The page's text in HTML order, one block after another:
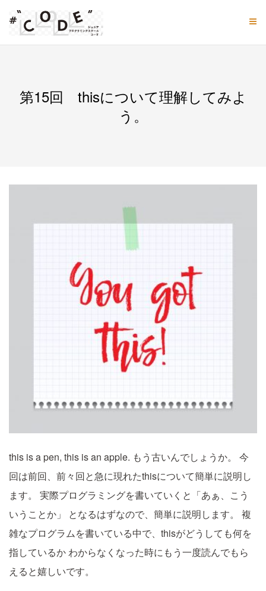
content
第15回 thisについて理解してみよ
う。
this is a pen, this is an apple. もう古いんでしょうか。
今
回は前回、前々回と急に現れたthisについて簡単に説明し
ます。
実際プログラミングを書いていくと「あぁ、こう
いうことか」
となるはずなので、簡単に説明します。
複
雑なプログラムを書いている中で、thisがどうしても何を
指しているかわからなくなった時にもう一度読んでもら
えると嬉しいです。